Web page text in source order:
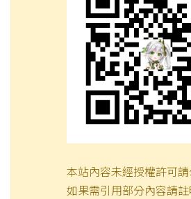
本站內容未經授權許可
如果需引用部分內容請